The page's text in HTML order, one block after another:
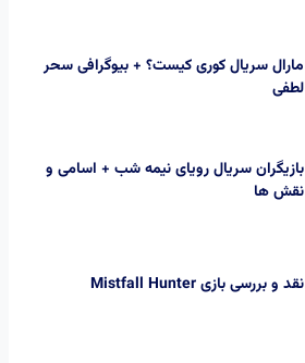
مارال سریال کوری کیست؟ + بیوگرافی سحر
لطفی
بازیگران سریال رویای نیمه شب + اسامی و
نقش ها
نقد و بررسی بازی Mistfall Hunter